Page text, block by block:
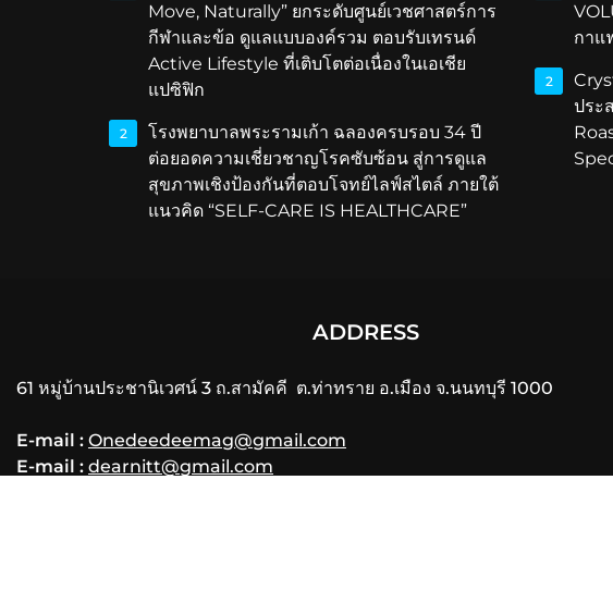
Move, Naturally” ยกระดับศูนย์เวชศาสตร์การ
กีฬาและข้อ ดูแลแบบองค์รวม ตอบรับเทรนด์
Active Lifestyle ที่เติบโตต่อเนื่องในเอเชีย
แปซิฟิก
2
โรงพยาบาลพระรามเก้า ฉลองครบรอบ 34 ปี
ต่อยอดความเชี่ยวชาญโรคซับซ้อน สู่การดูแล
สุขภาพเชิงป้องกันที่ตอบโจทย์ไลฟ์สไตล์ ภายใต้
แนวคิด “SELF-CARE IS HEALTHCARE”
กาแ
2
ประ
ADDRESS
61 หมู่บ้านประชานิเวศน์ 3 ถ.สามัคคี ต.ท่าทราย อ.เมือง จ.นนทบุรี 1000
E-mail : Onedeedeemag@gmail.com
E-mail : dearnitt@gmail.com